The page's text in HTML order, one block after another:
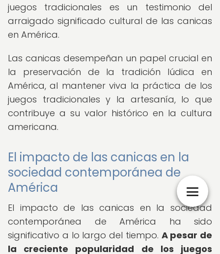
juegos tradicionales es un testimonio del
arraigado significado cultural de las canicas
en América.
Las canicas desempeñan un papel crucial en
la preservación de la tradición lúdica en
América, al mantener viva la práctica de los
juegos tradicionales y la artesanía, lo que
contribuye a su valor histórico en la cultura
americana.
El impacto de las canicas en la
sociedad contemporánea de
América
El impacto de las canicas en la sociedad
contemporánea de América ha sido
significativo a lo largo del tiempo. A pesar de
la creciente popularidad de los juegos